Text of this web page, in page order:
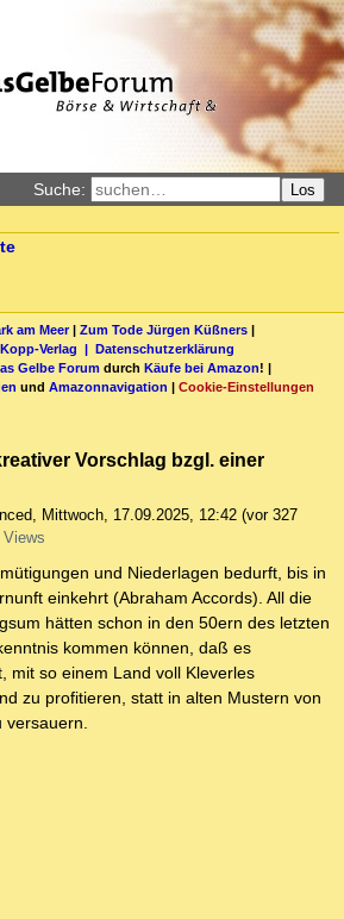
Suche: Los
am Meer| Zum Tode Jürgen Küßners |
Verlag | Datenschutzerklärung
Gelbe Forum durch Käufe bei Amazon! |
und Amazonnavigation | Cookie-Einstellungen
Vorschlag bzgl. einer
, Mittwoch, 17.09.2025, 12:42 (vor 327
Views
und Niederlagen bedurft, bis in
einkehrt (Abraham Accords). All die
hätten schon in den 50ern des letzten
kommen können, daß es
mit so einem Land voll Kleverles
zu profitieren, statt in alten Mustern von
versauern.